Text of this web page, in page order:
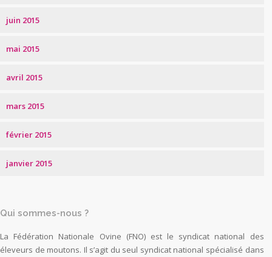
juin 2015
mai 2015
avril 2015
mars 2015
février 2015
janvier 2015
Qui sommes-nous ?
La Fédération Nationale Ovine (FNO) est le syndicat national des
éleveurs de moutons. Il s’agit du seul syndicat national spécialisé dans